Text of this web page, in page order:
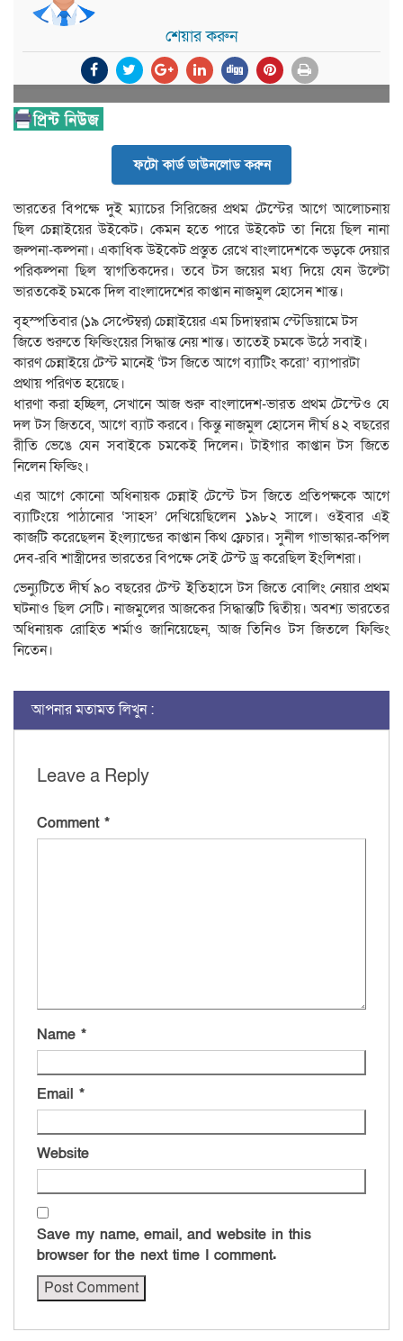
শেয়ার করুন
ফটো কার্ড ডাউনলোড করুন
ভারতের বিপক্ষে দুই ম্যাচের সিরিজের প্রথম টেস্টের আগে আলোচনায়
ছিল চেন্নাইয়ের উইকেট। কেমন হতে পারে উইকেট তা নিয়ে ছিল নানা
জল্পনা-কল্পনা। একাধিক উইকেট প্রস্তুত রেখে বাংলাদেশকে ভড়কে দেয়ার
পরিকল্পনা ছিল স্বাগতিকদের। তবে টস জয়ের মধ্য দিয়ে যেন উল্টো
ভারতকেই চমকে দিল বাংলাদেশের কাপ্তান নাজমুল হোসেন শান্ত।
বৃহস্পতিবার (১৯ সেপ্টেম্বর) চেন্নাইয়ের এম চিদাম্বরাম স্টেডিয়ামে টস
জিতে শুরুতে ফিল্ডিংয়ের সিদ্ধান্ত নেয় শান্ত। তাতেই চমকে উঠে সবাই।
কারণ চেন্নাইয়ে টেস্ট মানেই ‘টস জিতে আগে ব্যাটিং করো’ ব্যাপারটা
প্রথায় পরিণত হয়েছে।
ধারণা করা হচ্ছিল, সেখানে আজ শুরু বাংলাদেশ-ভারত প্রথম টেস্টেও যে
দল টস জিতবে, আগে ব্যাট করবে। কিন্তু নাজমুল হোসেন দীর্ঘ ৪২ বছরের
রীতি ভেঙে যেন সবাইকে চমকেই দিলেন। টাইগার কাপ্তান টস জিতে
নিলেন ফিল্ডিং।
এর আগে কোনো অধিনায়ক চেন্নাই টেস্টে টস জিতে প্রতিপক্ষকে আগে
ব্যাটিংয়ে পাঠানোর ‘সাহস’ দেখিয়েছিলেন ১৯৮২ সালে। ওইবার এই
কাজটি করেছেলন ইংল্যান্ডের কাপ্তান কিথ ফ্লেচার। সুনীল গাভাস্কার-কপিল
দেব-রবি শাস্ত্রীদের ভারতের বিপক্ষে সেই টেস্ট ড্র করেছিল ইংলিশরা।
ভেন্যুটিতে দীর্ঘ ৯০ বছরের টেস্ট ইতিহাসে টস জিতে বোলিং নেয়ার প্রথম
ঘটনাও ছিল সেটি। নাজমুলের আজকের সিদ্ধান্তটি দ্বিতীয়। অবশ্য ভারতের
অধিনায়ক রোহিত শর্মাও জানিয়েছেন, আজ তিনিও টস জিতলে ফিল্ডিং
নিতেন।
আপনার মতামত লিখুন :
Leave a Reply
Comment *
Name *
Email *
Website
Save my name, email, and website in this
browser for the next time I comment.